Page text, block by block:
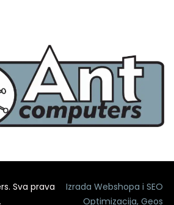
Sva prava
Izrada Webshopa iSEO
Optimizacija,Geos